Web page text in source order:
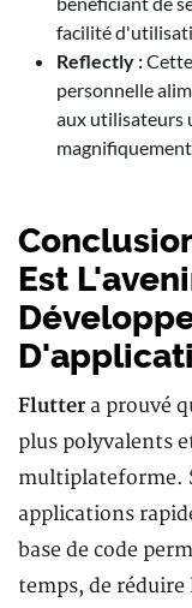
facilité
Reflectly :
personnelle
aux utilisateurs
Est
Flutter a prouvé
plus polyvalents
multiplateforme.
applications
base de code
temps, de